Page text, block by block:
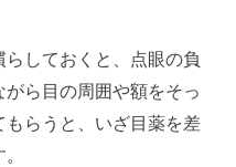
しておくと、点眼の負
ら目の周囲や額をそっ
らうと、いざ目薬を差